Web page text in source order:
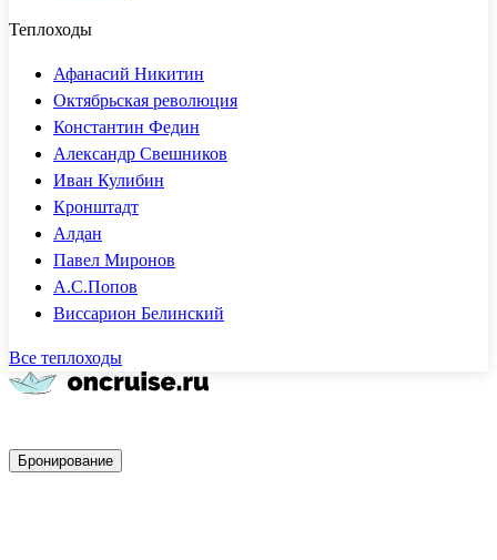
Теплоходы
Афанасий Никитин
Октябрьская революция
Константин Федин
Александр Свешников
Иван Кулибин
Кронштадт
Алдан
Павел Миронов
А.С.Попов
Виссарион Белинский
Все теплоходы
Бронирование